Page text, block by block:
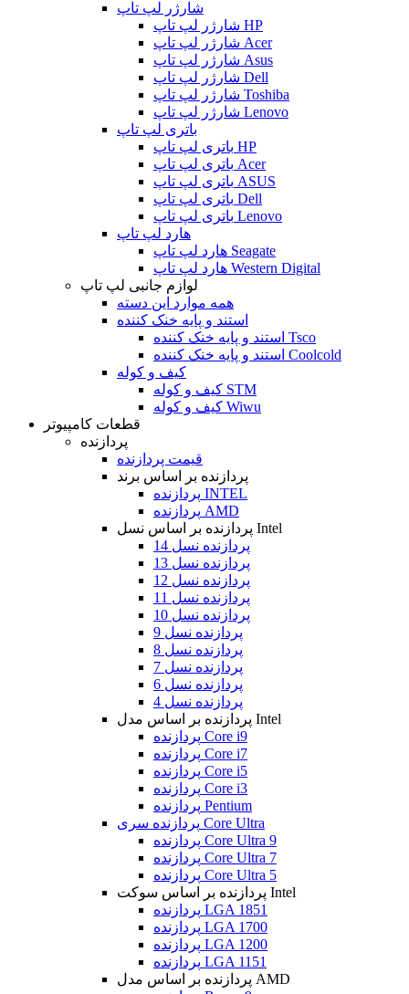
شارژر لپ تاپ
شارژر لپ تاپ HP
شارژر لپ تاپ Acer
شارژر لپ تاپ Asus
شارژر لپ تاپ Dell
شارژر لپ تاپ Toshiba
شارژر لپ تاپ Lenovo
باتری لپ تاپ
باتری لپ تاپ HP
باتری لپ تاپ Acer
باتری لپ تاپ ASUS
باتری لپ تاپ Dell
باتری لپ تاپ Lenovo
هارد لپ تاپ
هارد لپ تاپ Seagate
هارد لپ تاپ Western Digital
لوازم جانبی لپ تاپ
همه موارد این دسته
استند و پایه خنک کننده
استند و پایه خنک کننده Tsco
استند و پایه خنک کننده Coolcold
کیف و کوله
کیف و کوله STM
کیف و کوله Wiwu
قطعات کامپیوتر
پردازنده
قیمت پردازنده
پردازنده بر اساس برند
پردازنده INTEL
پردازنده AMD
پردازنده بر اساس نسل Intel
پردازنده نسل 14
پردازنده نسل 13
پردازنده نسل 12
پردازنده نسل 11
پردازنده نسل 10
پردازنده نسل 9
پردازنده نسل 8
پردازنده نسل 7
پردازنده نسل 6
پردازنده نسل 4
پردازنده بر اساس مدل Intel
پردازنده Core i9
پردازنده Core i7
پردازنده Core i5
پردازنده Core i3
پردازنده Pentium
پردازنده سری Core Ultra
پردازنده Core Ultra 9
پردازنده Core Ultra 7
پردازنده Core Ultra 5
پردازنده بر اساس سوکت Intel
پردازنده LGA 1851
پردازنده LGA 1700
پردازنده LGA 1200
پردازنده LGA 1151
پردازنده بر اساس مدل AMD